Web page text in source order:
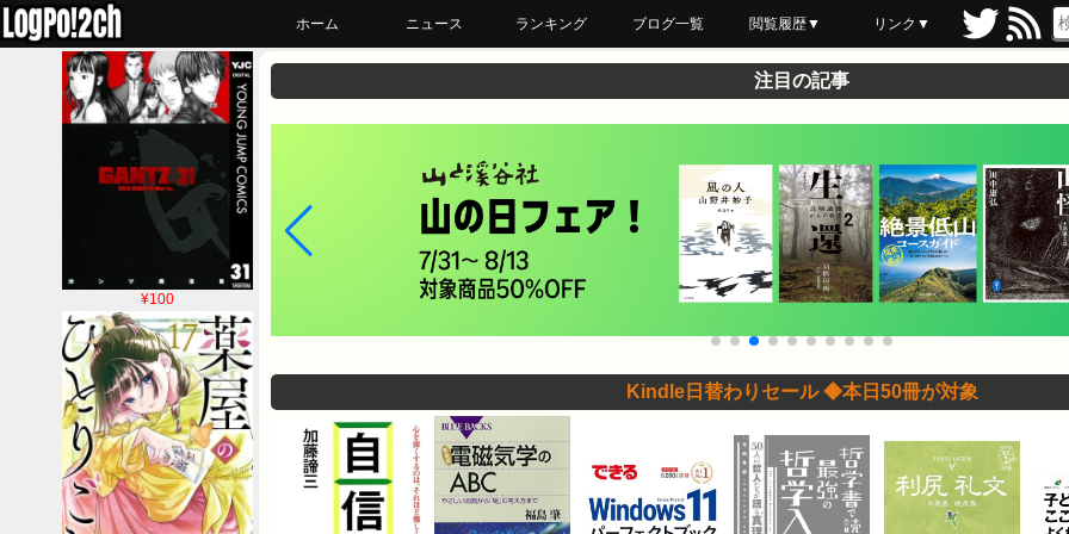
ホーム ニュース ランキング ブログ一覧 閲覧履歴▼
最近読んだ
あとで読む
ブックマーク
リンク▼
¥100
注目の記事
Kindle日替わりセール ◆本日50冊が対象